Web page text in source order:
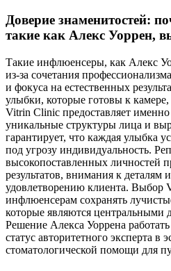
Доверие знаменитостей:
такие как Алекс Уоррен,
Такие инфлюенсеры, как Алекс
из-за сочетания
и фокуса на естественных
улыбки, которые готовы к
Vitrin Clinic предоставляет именно
уникальные структуры лица и
гарантирует, что каждая улыбка
под угрозу индивидуальность.
высокопоставленных личностей
результатов, внимания к деталям
удовлетворению клиента. Выбор
инфлюенсерам сохранять
которые являются центральными
Решение Алекса Уоррена
статус авторитетного эксперта в
стоматологической помощи для